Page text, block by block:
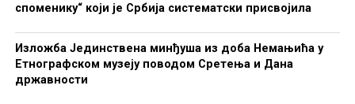
споменику“ који је Србија систематски присвојила
Изложба Јединствена минђуша из доба Немањића у
Етнографском музеју поводом Сретења и Дана
државности